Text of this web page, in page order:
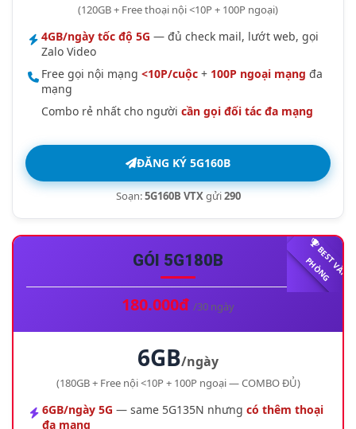
(120GB + Free thoại nội <10P + 100P ngoại)
4GB/ngày tốc độ 5G — đủ check mail, lướt web, gọi
Zalo Video
Free gọi nội mạng <10P/cuộc + 100P ngoại mạng đa
mạng
Combo rẻ nhất cho người cần gọi đối tác đa mạng
ĐĂNG KÝ 5G160B
Soạn:5G160B VTXgửi290
B
E
S
T
V
Ă
N
P
H
Ò
N
G
GÓI 5G180B
180.000đ /30 ngày
6GB/ngày
(180GB + Free nội <10P + 100P ngoại — COMBO ĐỦ)
6GB/ngày 5G — same 5G135N nhưng có thêm thoại
đa mạng